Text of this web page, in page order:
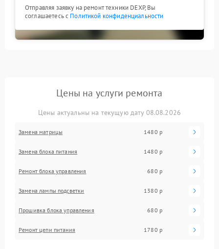
Отправляя заявку на ремонт техники DEXP, Вы
соглашаетесь с Политикой конфиденциальности
Цены на услуги ремонта
Цены актуальны на текущую дату 08.08.2026
Замена матрицы 1480 р
Замена блока питания 1480 р
Ремонт блока управления 680 р
Замена лампы подсветки 1380 р
Прошивка блока управления 680 р
Ремонт цепи питания 1780 р